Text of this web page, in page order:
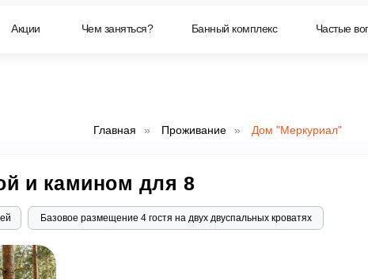
Частые вопросы
Чем заняться? Банный комплекс Частые
Акции Чем заняться? Банный комплекс
Главная » Проживание » Дом "Меркуриал"
и камином для 8
Базовое размещение 4 гостя на двух двуспальных кроватях